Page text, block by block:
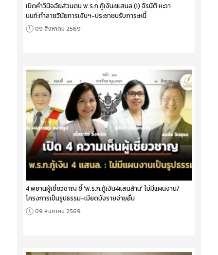
เปิดคำวินิจฉัยส่วนตน พ.ร.ก.กู้เงิน4แสนล.(1) จิรนิติ หะวา
นนท์:ทำลายวินัยการเงินฯ-ประชาชนรับภาระหนี้
09 สิงหาคม 2569
4 พยานผู้เชี่ยวชาญ ชี้ 'พ.ร.ก.กู้เงิน4แสนล้าน' ไม่มีแผนงาน/
โครงการเป็นรูปธรรม-เบียดบังรายจ่ายอื่น
09 สิงหาคม 2569